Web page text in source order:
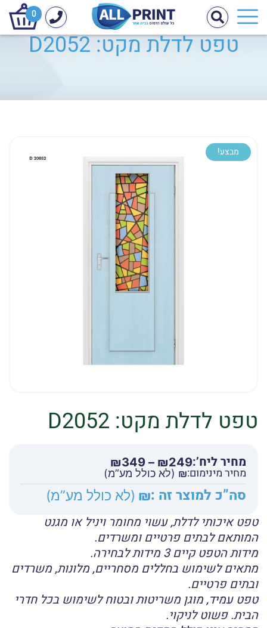
0
טפט לדלת מקט: D2052
טפט לדלת מקט: D2052
מחיר ליח’: ₪249
–
₪349
מחירים:
עד
מחיר מינימום:₪ (לא כולל מע”מ)
סה”כ למוצר זה :₪ (לא כולל מע”מ)
טפט איכותי לדלת, עשוי מחומר ויניל או מגנט
המותאם לבתים פרטיים ומשרדים.
מידות הטפט קיים 3 מידות לבחירה.
מתאים לשימוש בחללים מסחריים, מלונות, משרדים
ובתים פרטיים.
טפט עמיד, מוגן משריטות ובטוח לשימוש בכל חדרי
הבית. פשוט לניקוי.
מבצע!